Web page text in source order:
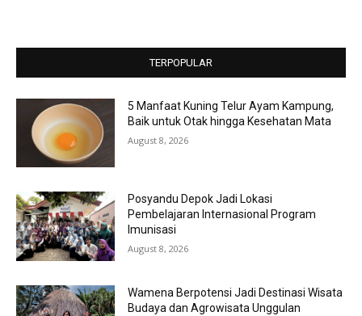
TERPOPULAR
5 Manfaat Kuning Telur Ayam Kampung,
Baik untuk Otak hingga Kesehatan Mata
August 8, 2026
Posyandu Depok Jadi Lokasi
Pembelajaran Internasional Program
Imunisasi
August 8, 2026
Wamena Berpotensi Jadi Destinasi Wisata
Budaya dan Agrowisata Unggulan